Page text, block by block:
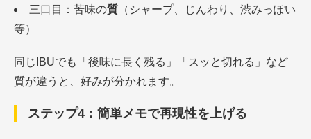
三口目：苦味の質 （シャープ、じんわり、渋みっぽい
等）
同じIBUでも「後味に長く残る」「スッと切れる」など
質が違うと、好みが分かれます。
ステップ4：簡単メモで再現性を上げる